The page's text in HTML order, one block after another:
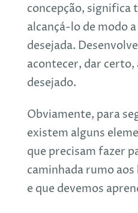
concepção, significa
alcançá-lo de modo
desejada.
acontecer, dar
desejado.
Obviamente, para
existem alguns
que precisam fazer
caminhada rumo
e que devemos